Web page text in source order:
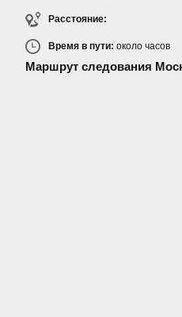
Расстояние:
Время в пути: около часов
Маршрут следования